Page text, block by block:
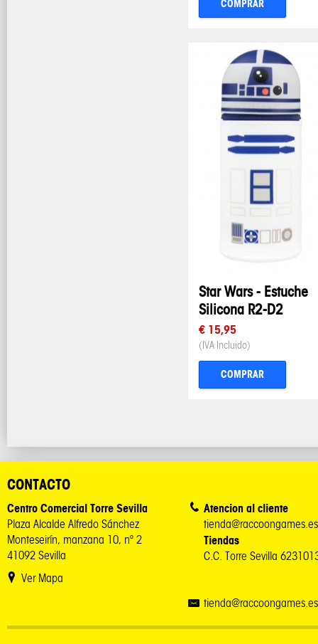
COMPRAR
Star Wars - Estuche
Silicona R2-D2
€ 15,95
(IVA Incluido)
COMPRAR
CONTACTO
Centro Comercial Torre Sevilla
Plaza Alcalde Alfredo Sánchez
Monteseirín, manzana 10, nº 2
41092 Sevilla
Ver Mapa
Atencion al cliente
tienda@raccoongames.es
Tiendas
C.C. Torre Sevilla
tienda@raccoongames.es